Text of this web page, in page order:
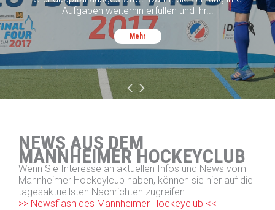
Aufgaben weiterhin erfüllen und ihr...
Mehr
NEWS AUS DEM
MANNHEIMER HOCKEYCLUB
Wenn Sie Interesse an aktuellen Infos und News vom
Mannheimer Hockeylcub haben, können sie hier auf die
tagesaktuellsten Nachrichten zugreifen:
>> Newsflash des Mannheimer Hockeyclub <<